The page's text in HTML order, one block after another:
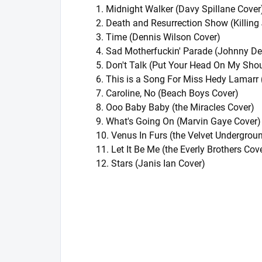
1. Midnight Walker (Davy Spillane
2. Death and Resurrection Show (Killing
3. Time (Dennis Wilson Cover)
4. Sad Motherfuckin' Parade (Johnny
5. Don't Talk (Put Your Head On My
6. This is a Song For Miss Hedy
7. Caroline, No (Beach Boys Cover)
8. Ooo Baby Baby (the Miracles Cover)
9. What's Going On (Marvin Gaye Cover)
10. Venus In Furs (the Velvet
11. Let It Be Me (the Everly Brothers
12. Stars (Janis Ian Cover)